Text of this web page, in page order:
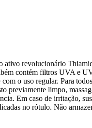
revolucionário
contém filtros UVA e
o uso regular. Para
previamente limpo,
Em caso de irritação,
no rótulo. Não